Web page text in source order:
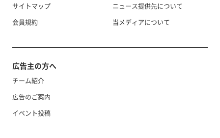
サイトマップ
会員規約
ニュース提供先について
当メディアについて
広告主の方へ
チーム紹介
広告のご案内
イベント投稿